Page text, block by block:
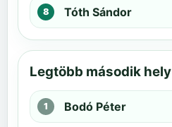
Tóth Sándor
Legtöbb második hely
Bodó Péter